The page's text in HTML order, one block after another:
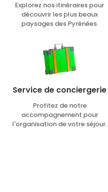
Explorez nos itinéraires pour
découvrir les plus beaux
paysages des Pyrénées.
Service de conciergerie
Profitez de notre
accompagnement pour
l'organisation de votre séjour.